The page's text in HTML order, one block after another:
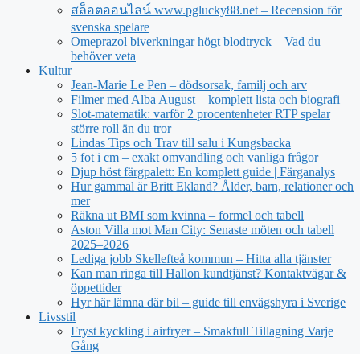
สล็อตออนไลน์ www.pglucky88.net – Recension för
svenska spelare
Omeprazol biverkningar högt blodtryck – Vad du
behöver veta
Kultur
Jean‑Marie Le Pen – dödsorsak, familj och arv
Filmer med Alba August – komplett lista och biografi
Slot-matematik: varför 2 procentenheter RTP spelar
större roll än du tror
Lindas Tips och Trav till salu i Kungsbacka
5 fot i cm – exakt omvandling och vanliga frågor
Djup höst färgpalett: En komplett guide | Färganalys
Hur gammal är Britt Ekland? Ålder, barn, relationer och
mer
Räkna ut BMI som kvinna – formel och tabell
Aston Villa mot Man City: Senaste möten och tabell
2025–2026
Lediga jobb Skellefteå kommun – Hitta alla tjänster
Kan man ringa till Hallon kundtjänst? Kontaktvägar &
öppettider
Hyr här lämna där bil – guide till envägshyra i Sverige
Livsstil
Fryst kyckling i airfryer – Smakfull Tillagning Varje
Gång